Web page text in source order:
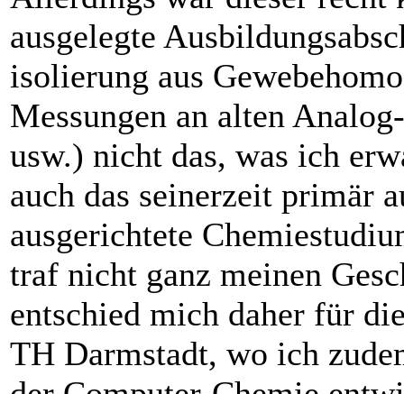
ausgelegte
isolierung aus
Messungen an alten
usw.) nicht das, was ich
auch das seinerzeit primär
ausgerichtete
traf nicht ganz meinen
entschied mich daher für
TH Darmstadt, wo ich